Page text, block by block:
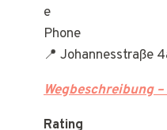
Phone
📍 Johannesstraße
Wegbeschreibung
Rating